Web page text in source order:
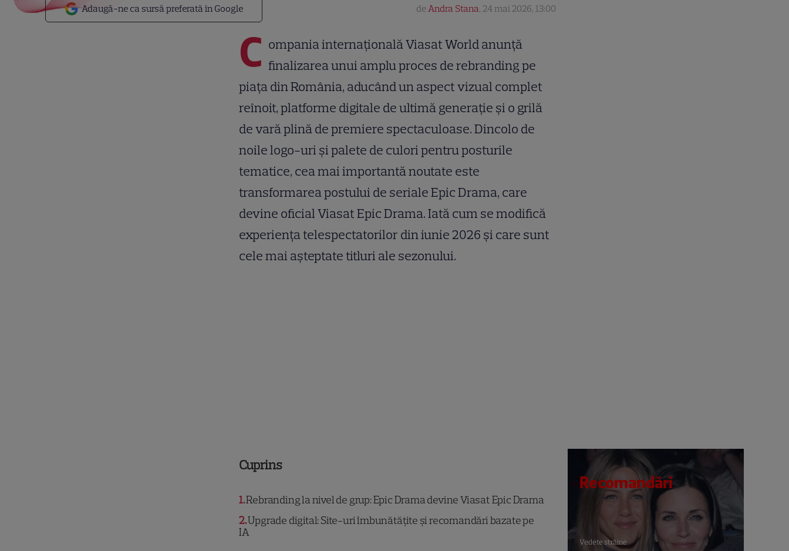
Adaugă-ne ca sursă preferată în Google deAndra Stana, 24 mai 2026, 13:00
C ompania internațională Viasat World anunță
finalizarea unui amplu proces de rebranding pe
piața din România, aducând un aspect vizual complet
reînoit, platforme digitale de ultimă generație și o grilă
de vară plină de premiere spectaculoase. Dincolo de
noile logo-uri și palete de culori pentru posturile
tematice, cea mai importantă noutate este
transformarea postului de seriale Epic Drama, care
devine oficial Viasat Epic Drama. Iată cum se modifică
experiența telespectatorilor din iunie 2026 și care sunt
cele mai așteptate titluri ale sezonului.
Cuprins
1Rebranding la nivel de grup: Epic Drama devine Viasat Epic Drama
2Upgrade digital: Site-uri îmbunătățite și recomandări bazate pe
IA
Recomandări
Vedete străine